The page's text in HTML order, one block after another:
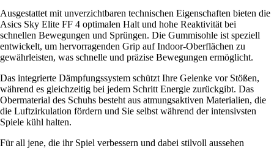
Ausgestattet mit unverzichtbaren technischen Eigenschaften bieten die
Asics Sky Elite FF 4 optimalen Halt und hohe Reaktivität bei
schnellen Bewegungen und Sprüngen. Die Gummisohle ist speziell
entwickelt, um hervorragenden Grip auf Indoor-Oberflächen zu
gewährleisten, was schnelle und präzise Bewegungen ermöglicht.
Das integrierte Dämpfungssystem schützt Ihre Gelenke vor Stößen,
während es gleichzeitig bei jedem Schritt Energie zurückgibt. Das
Obermaterial des Schuhs besteht aus atmungsaktiven Materialien, die
die Luftzirkulation fördern und Sie selbst während der intensivsten
Spiele kühl halten.
Für all jene, die ihr Spiel verbessern und dabei stilvoll aussehen